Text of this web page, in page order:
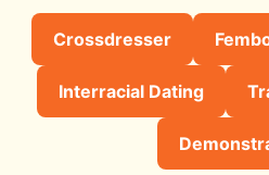
Crossdresser
Interracial Dating